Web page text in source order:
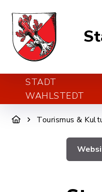
STADT
WAHLSTEDT
Tourismus &